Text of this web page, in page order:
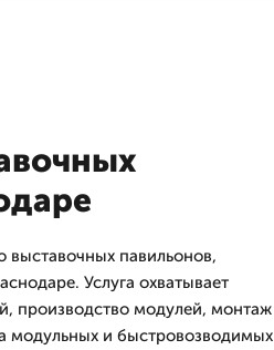
выставочных павильонов,
Услуга охватывает
производство модулей, монтаж
модульных и быстровозводимых